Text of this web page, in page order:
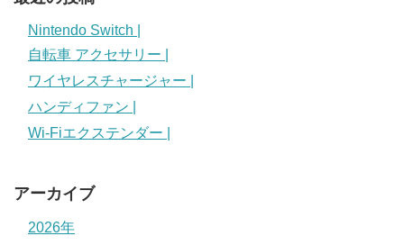
Nintendo Switch |
自転車 アクセサリー |
ワイヤレスチャージャー |
ハンディファン |
Wi-Fiエクステンダー |
アーカイブ
2026年